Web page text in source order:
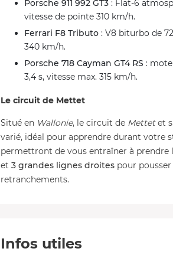
Porsche 911 992 GT3 : Flat-6
vitesse de pointe 310 km/h.
Ferrari F8 Tributo : V8 biturbo de
340 km/h.
Porsche 718 Cayman GT4 RS :
3,4 s, vitesse max. 315 km/h.
Le circuit de Mettet
Situé en Wallonie, le circuit de Mettetet
varié, idéal pour apprendre durant votre
permettront de vous entraîner à
et 3 grandes lignes droites pour
retranchements.
Infos utiles